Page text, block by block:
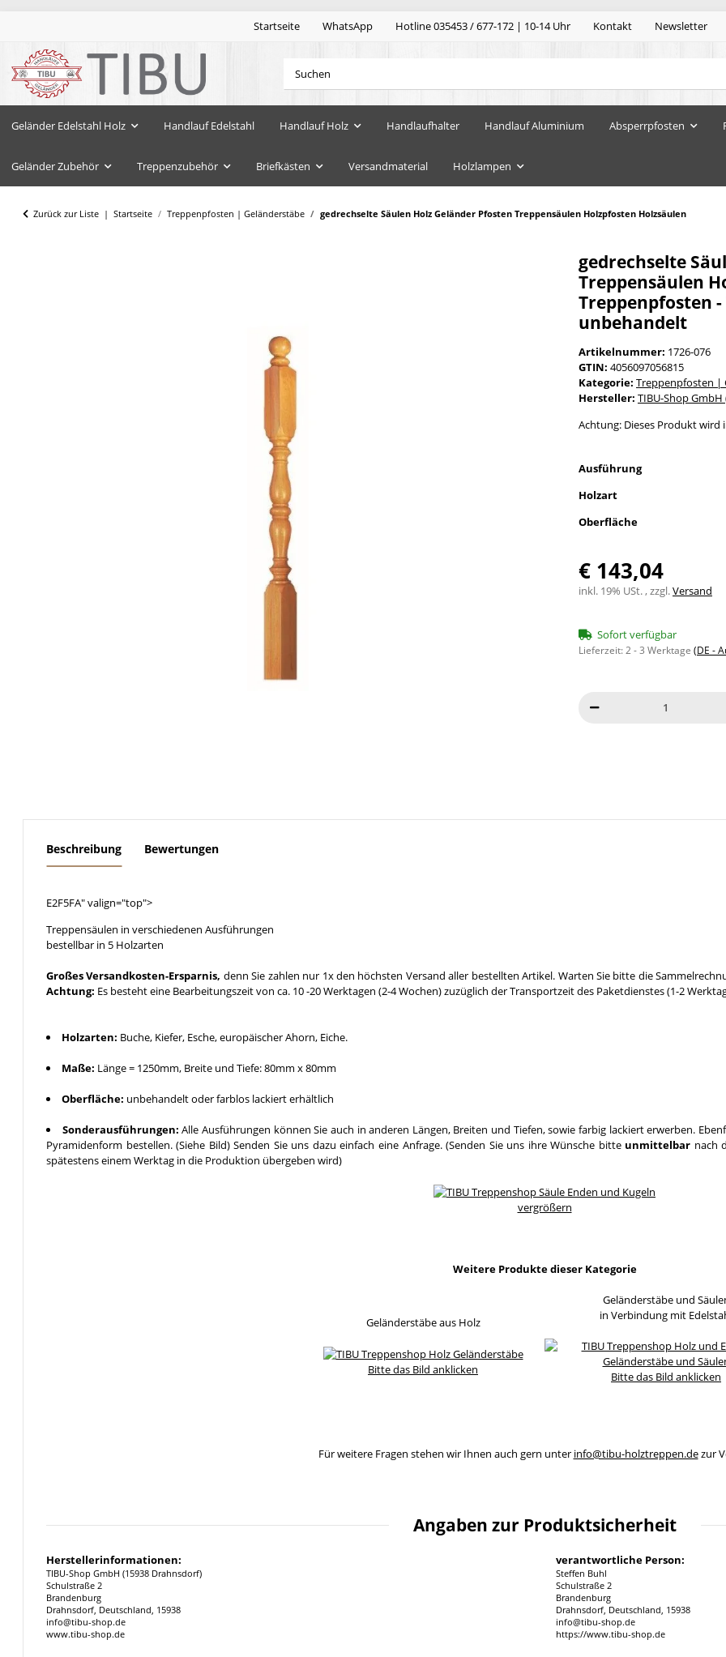
Startseite WhatsApp Hotline 035453 / 677-172 | 10-14 Uhr Kontakt Newsletter
Geländer Edelstahl Holz Handlauf Edelstahl Handlauf Holz Handlaufhalter Handlauf Aluminium Absperrpfosten
Geländer Zubehör Treppenzubehör Briefkästen Versandmaterial Holzlampen
Zurück zur Liste Startseite Treppenpfosten | Geländerstäbe gedrechselte Säulen Holz Geländer Pfosten Treppensäulen Holzpfosten Holzsäulen
gedrechselte
Treppensäulen
Treppenpfosten
unbehandelt
Artikelnummer: 1726-076
GTIN: 4056097056815
Kategorie: Treppenpfosten |
Hersteller: TIBU-Shop
Achtung: Dieses Produkt wird
Ausführung
Holzart
Oberfläche
€ 143,04
inkl. 19% USt. , zzgl.Versand
Sofort verfügbar
Lieferzeit:2 - 3 Werktage (DE -
Beschreibung Bewertungen
E2F5FA" valign="top">
Treppensäulen in verschiedenen Ausführungen
bestellbar in 5 Holzarten
Großes Versandkosten-Ersparnis, denn Sie zahlen nur 1x den höchsten Versand aller bestellten Artikel. Warten Sie bitte die
Achtung: Es besteht eine Bearbeitungszeit von ca. 10 -20 Werktagen (2-4 Wochen) zuzüglich der Transportzeit des Paketdienstes (1-2
Holzarten: Buche, Kiefer, Esche, europäischer Ahorn, Eiche.
Maße: Länge = 1250mm, Breite und Tiefe: 80mm x 80mm
Oberfläche: unbehandelt oder farblos lackiert erhältlich
Sonderausführungen: Alle Ausführungen können Sie auch in anderen Längen, Breiten und Tiefen, sowie farbig lackiert erwerben.
Pyramidenform bestellen. (Siehe Bild) Senden Sie uns dazu einfach eine Anfrage. (Senden Sie uns ihre Wünsche bitte unmittelbar nach
spätestens einem Werktag in die Produktion übergeben wird)
vergrößern
Weitere Produkte dieser Kategorie
Geländerstäbe aus Holz
Bitte das Bild anklicken
Geländerstäbe und
in Verbindung mit
Bitte das Bild anklicken
Für weitere Fragen stehen wir Ihnen auch gern unter info@tibu-holztreppen.dezur
Angaben zur Produktsicherheit
Herstellerinformationen:
TIBU-Shop GmbH (15938 Drahnsdorf)
Schulstraße 2
Brandenburg
Drahnsdorf, Deutschland, 15938
info@tibu-shop.de
www.tibu-shop.de
verantwortliche Person:
Steffen Buhl
Schulstraße 2
Brandenburg
Drahnsdorf, Deutschland, 15938
info@tibu-shop.de
https://www.tibu-shop.de